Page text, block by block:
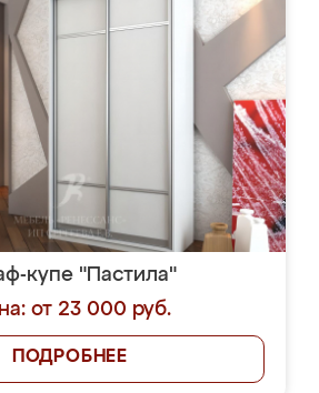
купе "Пастила"
от 23 000 руб.
ПОДРОБНЕЕ